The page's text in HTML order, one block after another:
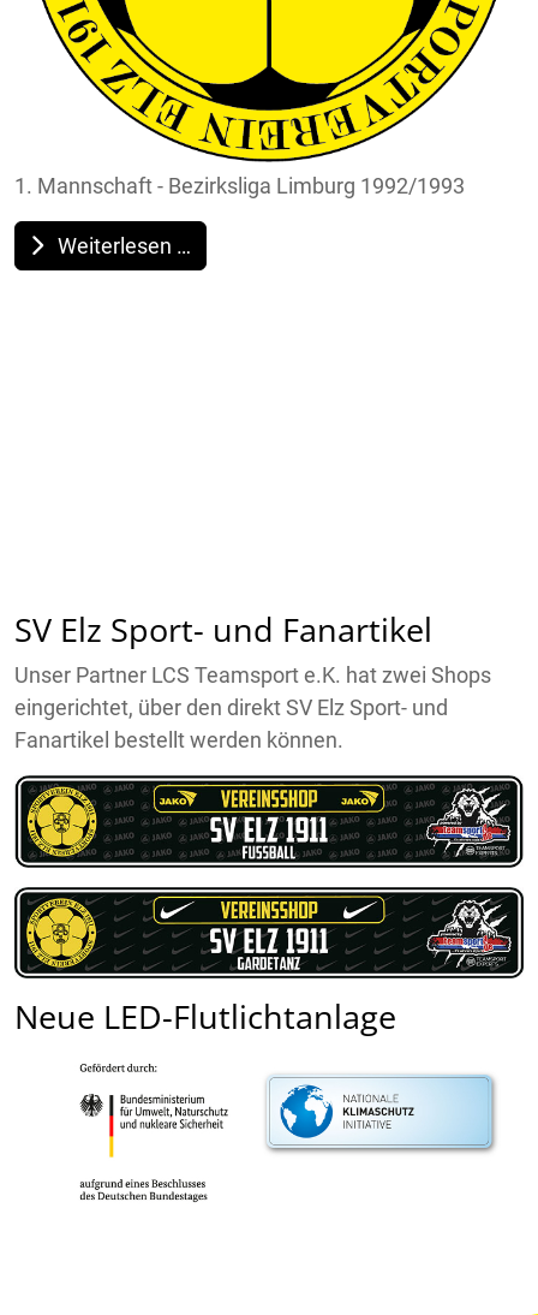
1. Mannschaft - Bezirksliga Limburg 1992/1993
Weiterlesen …
SV Elz Sport- und Fanartikel
Unser Partner LCS Teamsport e.K. hat zwei Shops
eingerichtet, über den direkt SV Elz Sport- und
Fanartikel bestellt werden können.
Neue LED-Flutlichtanlage